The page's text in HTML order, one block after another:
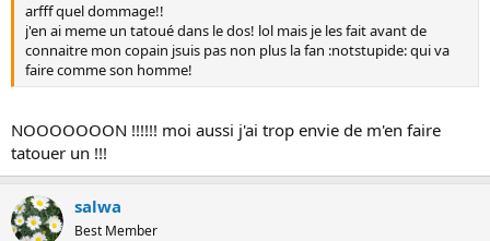
arfff quel dommage!!
j'en ai meme un tatoué dans le dos! lol mais je les fait avant de
connaitre mon copain jsuis pas non plus la fan :notstupide: qui va
faire comme son homme!
NOOOOOOON !!!!!! moi aussi j'ai trop envie de m'en faire
tatouer un !!!
salwa
Best Member